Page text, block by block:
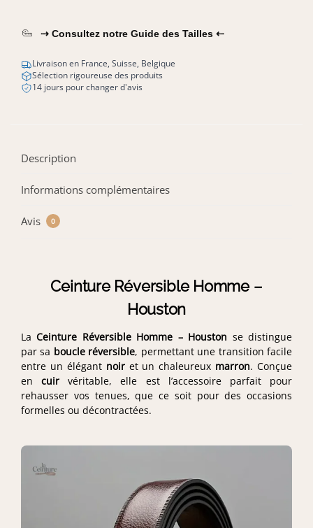
⇢ Consultez notre Guide des Tailles ⇠
Livraison en France, Suisse, Belgique
Sélection rigoureuse des produits
14 jours pour changer d'avis
Description
Informations complémentaires
Avis 0
Ceinture Réversible Homme –
Houston
LaCeinture Réversible Homme – Houston se distingue
par sa boucle réversible, permettant une transition facile
entre un élégant noiret un chaleureux marron. Conçue
encuir véritable, elle est l’accessoire parfait pour
rehausser vos tenues, que ce soit pour des occasions
formelles ou décontractées.